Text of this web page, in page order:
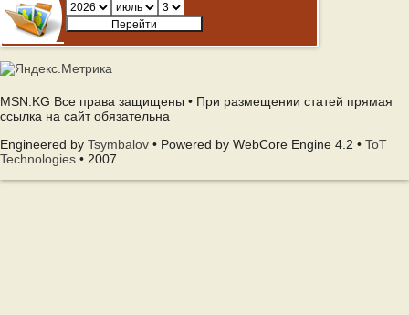
MSN.KG Все права защищены • При размещении статей прямая
ссылка на сайт обязательна
Engineered by Tsymbalov • Powered by WebCore Engine 4.2 • ToT
Technologies • 2007